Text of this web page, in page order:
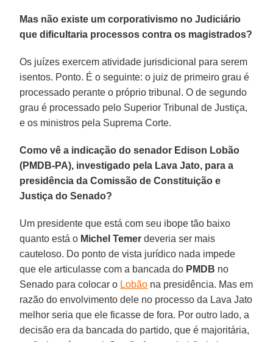
Mas não existe um corporativismo no Judiciário
que dificultaria processos contra os magistrados?
Os juízes exercem atividade jurisdicional para serem
isentos. Ponto. É o seguinte: o juiz de primeiro grau é
processado perante o próprio tribunal. O de segundo
grau é processado pelo Superior Tribunal de Justiça,
e os ministros pela Suprema Corte.
Como vê a indicação do senador Edison Lobão
(PMDB-PA), investigado pela Lava Jato, para a
presidência da Comissão de Constituição e
Justiça do Senado?
Um presidente que está com seu ibope tão baixo
quanto está o Michel Temer deveria ser mais
cauteloso. Do ponto de vista jurídico nada impede
que ele articulasse com a bancada do PMDB no
Senado para colocar o Lobão na presidência. Mas em
razão do envolvimento dele no processo da Lava Jato
melhor seria que ele ficasse de fora. Por outro lado, a
decisão era da bancada do partido, que é majoritária,